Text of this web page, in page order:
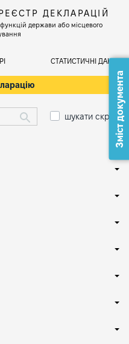
ДЕКЛАРАЦІЙ
держави або місцевого
СТАТИСТИЧНІ ДАНІ
шукати скрізьЗміст документа